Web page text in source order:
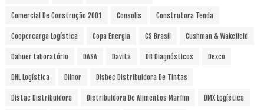
Comercial De Construção 2001 Consolis Construtora Tenda
Coopercarga Logística Copa Energia CS Brasil Cushman & Wakefield
Dahuer Laboratório DASA Davita DB Diagnósticos Dexco
DHL Logística Dilnor Disbec Distribuidora De Tintas
Distac Distribuidora Distribuidora De Alimentos Marfim DMX Logística